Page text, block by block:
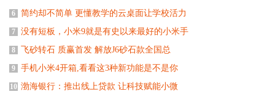
6 简约却不简单 更懂教学的云桌面让学校活力
7 没有短板，小米9就是有史以来最好的小米手
8 飞砂转石 质赢首发 解放J6砂石款全国总
9 手机小米4开箱,看看这3种新功能是不是你
10 渤海银行：推出线上贷款 让科技赋能小微